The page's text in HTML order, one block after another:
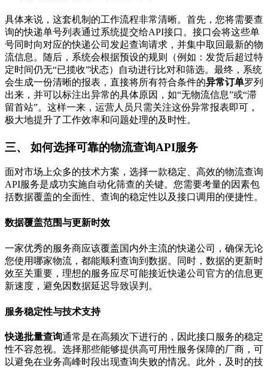
具体来说，这套机制的工作流程非常清晰。首先，您将需要查
询的快递单号列表通过系统提交给API接口。接口会将这些单
号同时向对应的快递公司发起查询请求，并集中取回最新的物
流信息。随后，系统会根据预设的规则（例如：发货后超过特
定时间仍无“已揽收”状态）自动进行比对和筛选。最终，系统
会生成一份清晰的报表，直接将所有符合条件的异常订单罗列
出来，并可以标注出异常的具体原因，如“无物流信息”或“滞
留首站”。这样一来，运营人员只需关注这份异常报表即可，
极大地提升了工作效率和问题处理的及时性。
三、 如何选择可靠的物流查询API服务
面对市场上众多的技术方案，选择一款稳定、高效的物流查询
API服务是成功实施自动化筛查的关键。您需要考量的因素包
括数据覆盖的全面性、查询的稳定性以及接口调用的便捷性。
数据覆盖范围与更新时效
一家优秀的服务商应该覆盖国内外主流的快递公司，确保无论
您使用哪家物流，都能顺利查询到数据。同时，数据的更新时
效至关重要，理想的服务应尽可能接近快递公司官方的信息更
新速度，避免因数据延迟导致误判。
服务稳定性与技术支持
快递批量查询通常是在高频次下进行的，因此接口服务的稳定
性不容忽视。选择那些能够提供高可用性服务保障的厂商，可
以避免在业务高峰时段出现查询失败的情况。此外，及时的技